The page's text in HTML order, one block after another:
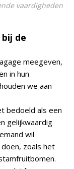
vaardigheden
de
meegeven,
in hun
we aan
bedoeld als een
gelijkwaardig
wil
zoals het